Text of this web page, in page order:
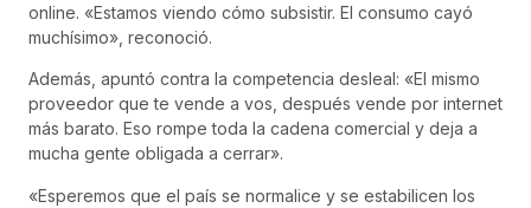
online. «Estamos viendo cómo subsistir. El consumo cayó
muchísimo», reconoció.
Además, apuntó contra la competencia desleal: «El mismo
proveedor que te vende a vos, después vende por internet
más barato. Eso rompe toda la cadena comercial y deja a
mucha gente obligada a cerrar».
«Esperemos que el país se normalice y se estabilicen los